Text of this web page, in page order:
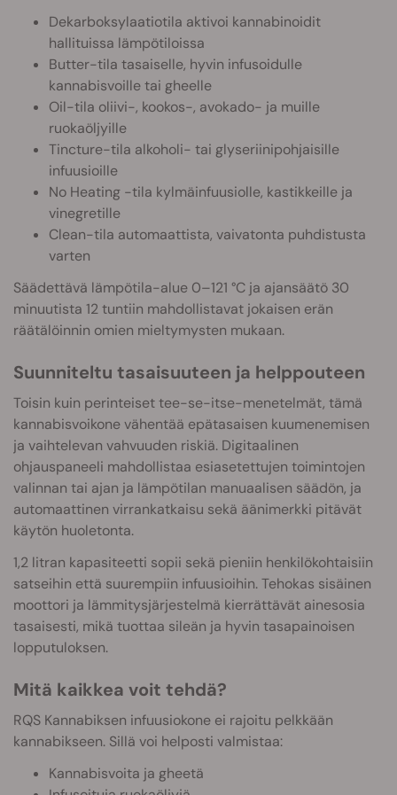
Dekarboksylaatiotila aktivoi kannabinoidit
hallituissa lämpötiloissa
Butter-tila tasaiselle, hyvin infusoidulle
kannabisvoille tai gheelle
Oil-tila oliivi-, kookos-, avokado- ja muille
ruokaöljyille
Tincture-tila alkoholi- tai glyseriinipohjaisille
infuusioille
No Heating -tila kylmäinfuusiolle, kastikkeille ja
vinegretille
Clean-tila automaattista, vaivatonta puhdistusta
varten
Säädettävä lämpötila-alue 0–121 °C ja ajansäätö 30
minuutista 12 tuntiin mahdollistavat jokaisen erän
räätälöinnin omien mieltymysten mukaan.
Suunniteltu tasaisuuteen ja helppouteen
Toisin kuin perinteiset tee-se-itse-menetelmät, tämä
kannabisvoikone vähentää epätasaisen kuumenemisen
ja vaihtelevan vahvuuden riskiä. Digitaalinen
ohjauspaneeli mahdollistaa esiasetettujen toimintojen
valinnan tai ajan ja lämpötilan manuaalisen säädön, ja
automaattinen virrankatkaisu sekä äänimerkki pitävät
käytön huoletonta.
1,2 litran kapasiteetti sopii sekä pieniin henkilökohtaisiin
satseihin että suurempiin infuusioihin. Tehokas sisäinen
moottori ja lämmitysjärjestelmä kierrättävät ainesosia
tasaisesti, mikä tuottaa sileän ja hyvin tasapainoisen
lopputuloksen.
Mitä kaikkea voit tehdä?
RQS Kannabiksen infuusiokone ei rajoitu pelkkään
kannabikseen. Sillä voi helposti valmistaa:
Kannabisvoita ja gheetä